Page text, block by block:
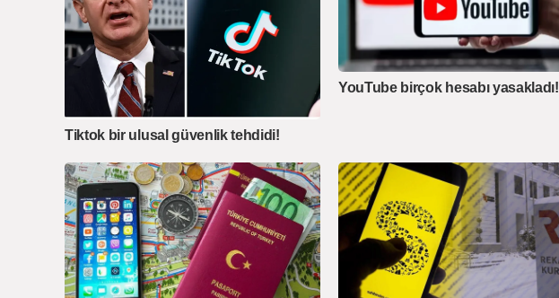
Tiktok bir ulusal güvenlik tehdidi!
YouTube birçok hesabı yasakladı!